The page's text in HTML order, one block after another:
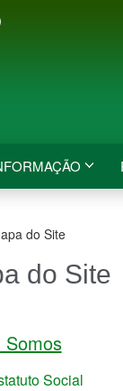
do Site
do Site
Social